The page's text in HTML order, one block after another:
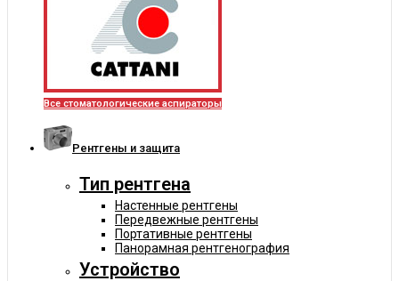
Все стоматологические аспираторы
Рентгены и защита
Тип рентгена
Настенные рентгены
Передвежные рентгены
Портативные рентгены
Панорамная рентгенография
Устройство